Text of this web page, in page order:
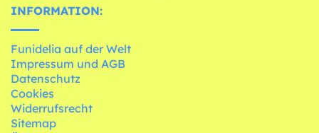
INFORMATION:
Funidelia auf der Welt
Impressum und AGB
Datenschutz
Cookies
Widerrufsrecht
Sitemap